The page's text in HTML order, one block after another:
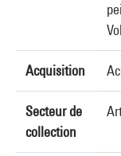
Acquisition
Secteur de
collection